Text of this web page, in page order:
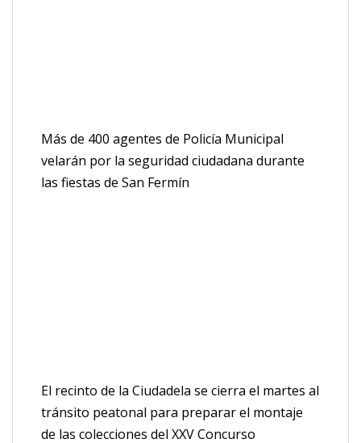
Más de 400 agentes de Policía Municipal
velarán por la seguridad ciudadana durante
las fiestas de San Fermín
El recinto de la Ciudadela se cierra el martes al
tránsito peatonal para preparar el montaje
de las colecciones del XXV Concurso